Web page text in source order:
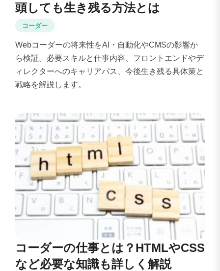
頭しても生き残る方法とは
コーダー
Webコーダーの将来性をAI・自動化やCMSの影響か
ら検証。必要スキルと仕事内容、フロントエンドやデ
ィレクターへのキャリアパス、今後生き残る具体策と
戦略を解説します。
コーダーの仕事とは？HTMLやCSS
など必要な知識も詳しく解説